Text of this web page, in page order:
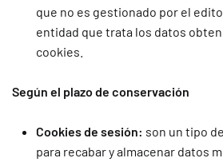
que no es gestionado por el
entidad que trata los datos
cookies.
Según el plazo de conservación
Cookies de sesión: son un tipo
para recabar y almacenar datos